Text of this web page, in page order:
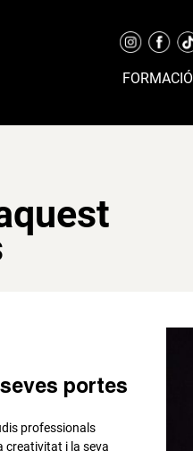
FORMACIÓ
portes
professionals
creativitat i la seva